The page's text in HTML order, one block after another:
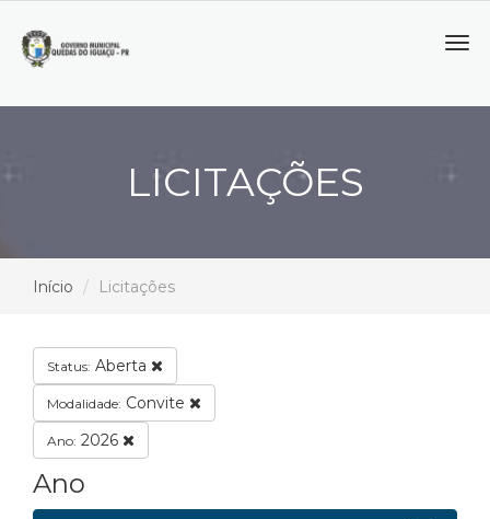
LICITAÇÕES
Início Licitações
Status: Aberta
Modalidade: Convite
Ano: 2026
Ano